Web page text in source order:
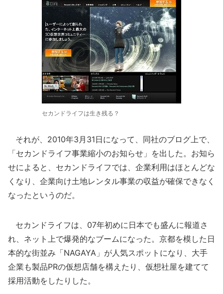
セカンドライフは生き残る？
それが、2010年3月31日になって、同社のブログ上で、
「セカンドライフ事業縮小のお知らせ」を出した。お知ら
せによると、セカンドライフでは、企業利用はほとんどな
くなり、企業向け土地レンタル事業の収益が確保できなく
なったというのだ。
セカンドライフは、07年初めに日本でも盛んに報道さ
れ、ネット上で爆発的なブームになった。京都を模した日
本的な街並み「NAGAYA」が人気スポットになり、大手
企業も製品PRの仮想店舗を構えたり、仮想社屋を建てて
採用活動をしたりした。